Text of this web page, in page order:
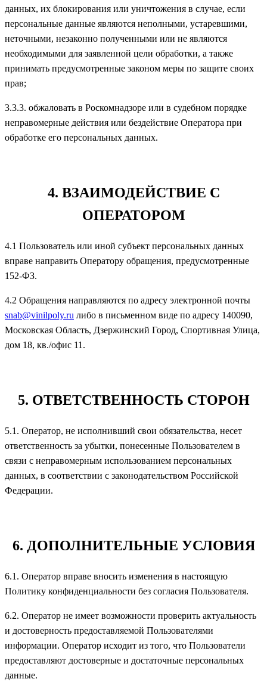
данных, их блокирования или уничтожения в случае, если
персональные данные являются неполными, устаревшими,
неточными, незаконно полученными или не являются
необходимыми для заявленной цели обработки, а также
принимать предусмотренные законом меры по защите своих
прав;
3.3.3. обжаловать в Роскомнадзоре или в судебном порядке
неправомерные действия или бездействие Оператора при
обработке его персональных данных.
4. ВЗАИМОДЕЙСТВИЕ С
ОПЕРАТОРОМ
4.1 Пользователь или иной субъект персональных данных
вправе направить Оператору обращения, предусмотренные
152-ФЗ.
4.2 Обращения направляются по адресу электронной почты
snab@vinilpoly.ru либо в письменном виде по адресу 140090,
Московская Область, Дзержинский Город, Спортивная Улица,
дом 18, кв./офис 11.
5. ОТВЕТСТВЕННОСТЬ СТОРОН
5.1. Оператор, не исполнивший свои обязательства, несет
ответственность за убытки, понесенные Пользователем в
связи с неправомерным использованием персональных
данных, в соответствии с законодательством Российской
Федерации.
6. ДОПОЛНИТЕЛЬНЫЕ УСЛОВИЯ
6.1. Оператор вправе вносить изменения в настоящую
Политику конфиденциальности без согласия Пользователя.
6.2. Оператор не имеет возможности проверить актуальность
и достоверность предоставляемой Пользователями
информации. Оператор исходит из того, что Пользователи
предоставляют достоверные и достаточные персональных
данные.